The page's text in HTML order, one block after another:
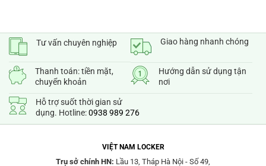
Tư vấn chuyên nghiệp Giao hàng nhanh chóng
Thanh toán: tiền mặt,
chuyển khoản
Hướng dẫn sử dụng tận
nơi
Hỗ trợ suốt thời gian sử
dụng. Hotline:0938 989 276
VIỆT NAM LOCKER
Trụ sở chính HN: Lầu 13, Tháp Hà Nội - Số 49,